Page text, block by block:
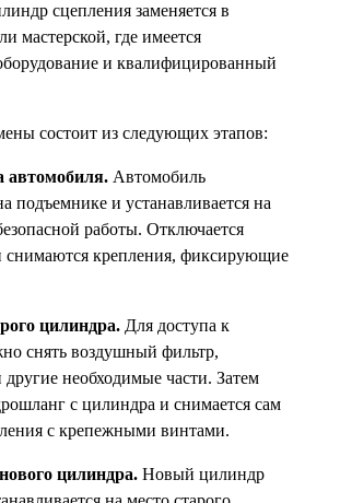
сцепления заменяется в
мастерской, где имеется
и квалифицированный
состоит из следующих этапов:
автомобиля. Автомобиль
подъемнике и устанавливается на
работы. Отключается
снимаются крепления, фиксирующие
цилиндра. Для доступа к
снять воздушный фильтр,
другие необходимые части. Затем
с цилиндра и снимается сам
с крепежными винтами.
цилиндра. Новый цилиндр